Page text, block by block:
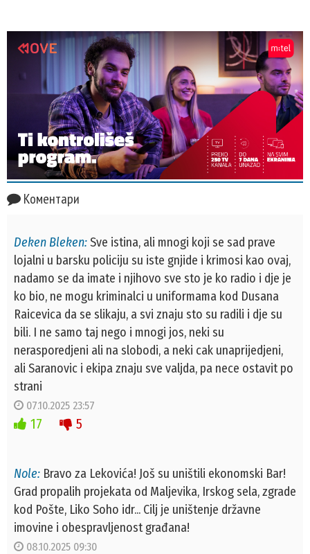
Коментари
Deken Bleken:Sve istina, ali mnogi koji se sad prave
lojalni u barsku policiju su iste gnjide i krimosi kao ovaj,
nadamo se da imate i njihovo sve sto je ko radio i dje je
ko bio, ne mogu kriminalci u uniformama kod Dusana
Raicevica da se slikaju, a svi znaju sto su radili i dje su
bili. I ne samo taj nego i mnogi jos, neki su
nerasporedjeni ali na slobodi, a neki cak unaprijedjeni,
ali Saranovic i ekipa znaju sve valjda, pa nece ostavit po
strani
07.10.2025 23:57
17 5
Nole: Bravo za Lekovića! Još su uništili ekonomski Bar!
Grad propalih projekata od Maljevika, Irskog sela, zgrade
kod Pošte, Liko Soho idr... Cilj je uništenje državne
imovine i obespravljenost građana!
08.10.2025 09:30